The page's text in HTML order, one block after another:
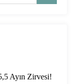
Ayın Zirvesi!